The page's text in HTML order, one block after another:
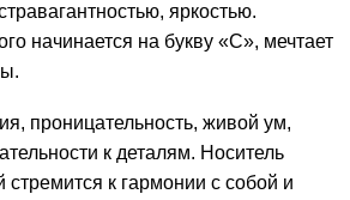
яркостью.
начинается на букву «С», мечтает
проницательность, живой ум,
к деталям. Носитель
стремится к гармонии с собой и